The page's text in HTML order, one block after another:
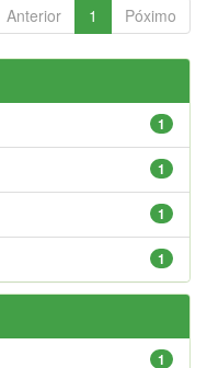
Anterior 1 Póximo
1
1
1
1
1